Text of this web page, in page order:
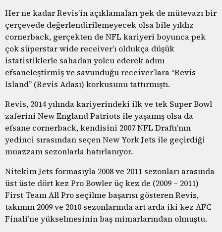
Her ne kadar Revis’in açıklamaları pek de mütevazı bir
çerçevede değerlendirilemeyecek olsa bile yıldız
cornerback, gerçekten de NFL kariyeri boyunca pek
çok süperstar wide receiver’ı oldukça düşük
istatistiklerle sahadan yolcu ederek adını
efsaneleştirmiş ve savunduğu receiver’lara “Revis
Island” (Revis Adası) korkusunu tattırmıştı.
Revis, 2014 yılında kariyerindeki ilk ve tek Super Bowl
zaferini New England Patriots ile yaşamış olsa da
efsane cornerback, kendisini 2007 NFL Draftı’nın
yedinci sırasından seçen New York Jets ile geçirdiği
muazzam sezonlarla hatırlanıyor.
Nitekim Jets formasıyla 2008 ve 2011 sezonları arasında
üst üste dört kez Pro Bowler üç kez de (2009 – 2011)
First Team All Pro seçilme başarısı gösteren Revis,
takımın 2009 ve 2010 sezonlarında art arda iki kez AFC
Finali’ne yükselmesinin baş mimarlarından olmuştu.